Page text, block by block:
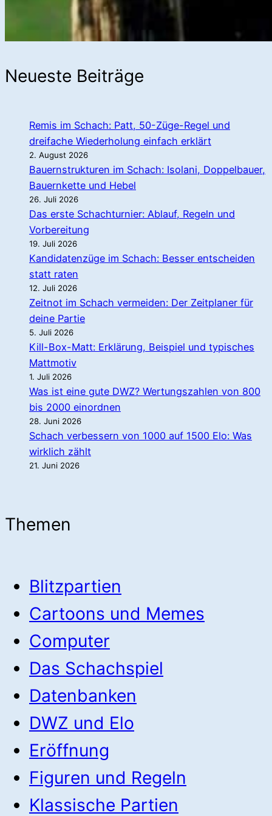
Neueste Beiträge
Remis im Schach: Patt, 50-Züge-Regel und
dreifache Wiederholung einfach erklärt
2. August 2026
Bauernstrukturen im Schach: Isolani, Doppelbauer,
Bauernkette und Hebel
26. Juli 2026
Das erste Schachturnier: Ablauf, Regeln und
Vorbereitung
19. Juli 2026
Kandidatenzüge im Schach: Besser entscheiden
statt raten
12. Juli 2026
Zeitnot im Schach vermeiden: Der Zeitplaner für
deine Partie
5. Juli 2026
Kill-Box-Matt: Erklärung, Beispiel und typisches
Mattmotiv
1. Juli 2026
Was ist eine gute DWZ? Wertungszahlen von 800
bis 2000 einordnen
28. Juni 2026
Schach verbessern von 1000 auf 1500 Elo: Was
wirklich zählt
21. Juni 2026
Themen
Blitzpartien
Cartoons und Memes
Computer
Das Schachspiel
Datenbanken
DWZ und Elo
Eröffnung
Figuren und Regeln
Klassische Partien